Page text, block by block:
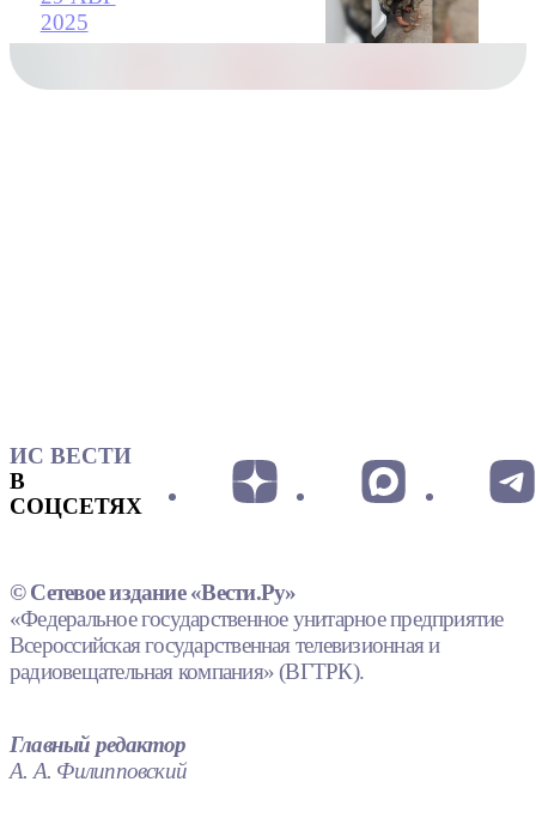
2025
ИС ВЕСТИ
В
СОЦСЕТЯХ
© Сетевое издание «Вести.Ру»
«Федеральное государственное унитарное предприятие
Всероссийская государственная телевизионная и
радиовещательная компания» (ВГТРК).
Главный редактор
А. А. Филипповский